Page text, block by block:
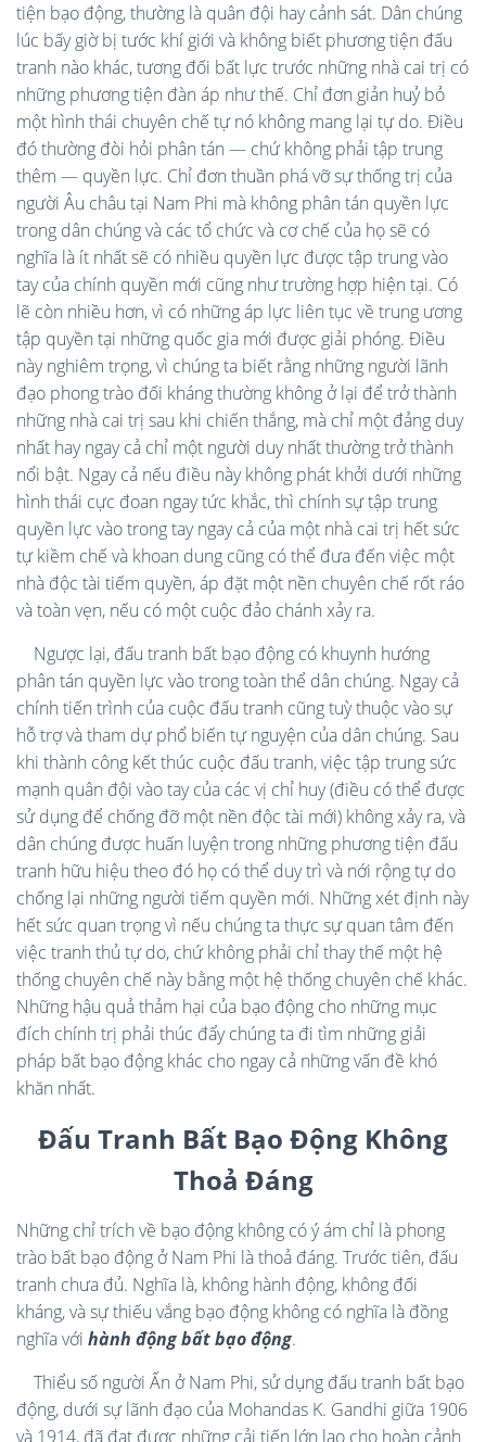
tiện bạo động, thường là quân đội hay cảnh sát. Dân chúng
lúc bấy giờ bị tước khí giới và không biết phương tiện đấu
tranh nào khác, tương đối bất lực trước những nhà cai trị có
những phương tiện đàn áp như thế. Chỉ đơn giản huỷ bỏ
một hình thái chuyên chế tự nó không mang lại tự do. Điều
đó thường đòi hỏi phân tán — chứ không phải tập trung
thêm — quyền lực. Chỉ đơn thuần phá vỡ sự thống trị của
người Âu châu tại Nam Phi mà không phân tán quyền lực
trong dân chúng và các tổ chức và cơ chế của họ sẽ có
nghĩa là ít nhất sẽ có nhiều quyền lực được tập trung vào
tay của chính quyền mới cũng như trường hợp hiện tại. Có
lẽ còn nhiều hơn, vì có những áp lực liên tục về trung ương
tập quyền tại những quốc gia mới được giải phóng. Điều
này nghiêm trọng, vì chúng ta biết rằng những người lãnh
đạo phong trào đối kháng thường không ở lại để trở thành
những nhà cai trị sau khi chiến thắng, mà chỉ một đảng duy
nhất hay ngay cả chỉ một người duy nhất thường trở thành
nổi bật. Ngay cả nếu điều này không phát khởi dưới những
hình thái cực đoan ngay tức khắc, thì chính sự tập trung
quyền lực vào trong tay ngay cả của một nhà cai trị hết sức
tự kiềm chế và khoan dung cũng có thể đưa đến việc một
nhà độc tài tiếm quyền, áp đặt một nền chuyên chế rốt ráo
và toàn vẹn, nếu có một cuộc đảo chánh xảy ra.
Ngược lại, đấu tranh bất bạo động có khuynh hướng
phân tán quyền lực vào trong toàn thể dân chúng. Ngay cả
chính tiến trình của cuộc đấu tranh cũng tuỳ thuộc vào sự
hỗ trợ và tham dự phổ biến tự nguyện của dân chúng. Sau
khi thành công kết thúc cuộc đấu tranh, việc tập trung sức
mạnh quân đội vào tay của các vị chỉ huy (điều có thể được
sử dụng để chống đỡ một nền độc tài mới) không xảy ra, và
dân chúng được huấn luyện trong những phương tiện đấu
tranh hữu hiệu theo đó họ có thể duy trì và nới rộng tự do
chống lại những người tiếm quyền mới. Những xét định này
hết sức quan trọng vì nếu chúng ta thực sự quan tâm đến
việc tranh thủ tự do, chứ không phải chỉ thay thế một hệ
thống chuyên chế này bằng một hệ thống chuyên chế khác.
Những hậu quả thảm hại của bạo động cho những mục
đích chính trị phải thúc đẩy chúng ta đi tìm những giải
pháp bất bạo động khác cho ngay cả những vấn đề khó
khăn nhất.
Đấu Tranh Bất Bạo Động Không
Thoả Đáng
Những chỉ trích về bạo động không có ý ám chỉ là phong
trào bất bạo động ở Nam Phi là thoả đáng. Trước tiên, đấu
tranh chưa đủ. Nghĩa là, không hành động, không đối
kháng, và sự thiếu vắng bạo động không có nghĩa là đồng
nghĩa với hành động bất bạo động.
Thiểu số người Ấn ở Nam Phi, sử dụng đấu tranh bất bạo
động, dưới sự lãnh đạo của Mohandas K. Gandhi giữa 1906
và 1914, đã đạt được những cải tiến lớn lao cho hoàn cảnh